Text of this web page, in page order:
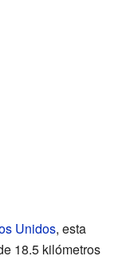
Unidos, esta
18.5 kilómetros